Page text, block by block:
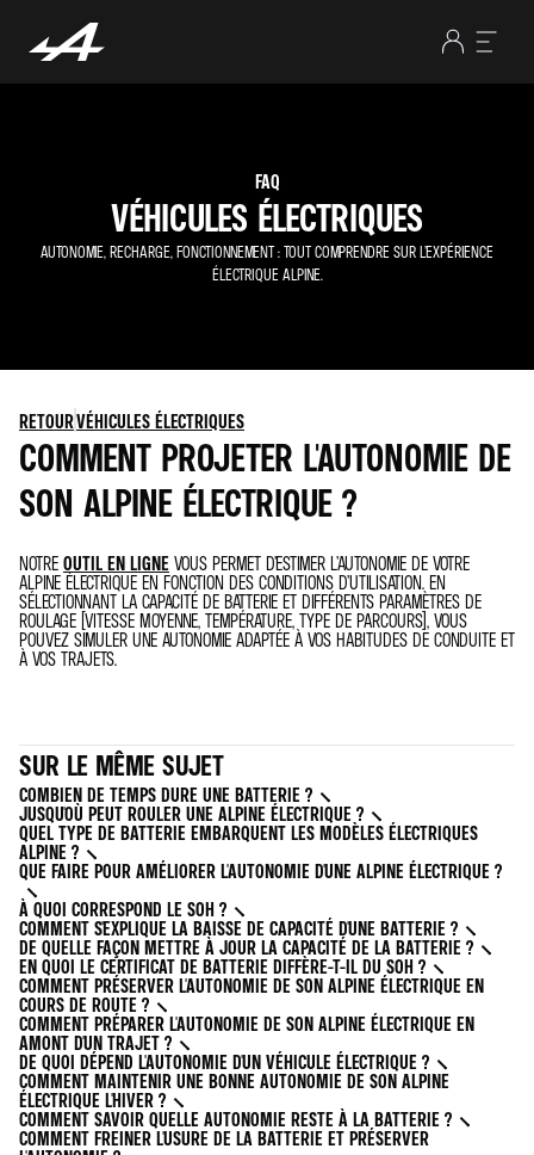
FAQ
VÉHICULES ÉLECTRIQUES
AUTONOMIE, RECHARGE, FONCTIONNEMENT : TOUT COMPRENDRE SUR L’EXPÉRIENCE
ÉLECTRIQUE ALPINE.
RETOURVÉHICULES ÉLECTRIQUES
COMMENT PROJETER L'AUTONOMIE DE
SON ALPINE ÉLECTRIQUE ?
NOTRE OUTIL EN LIGNE VOUS PERMET D’ESTIMER L’AUTONOMIE DE VOTRE
ALPINE ÉLECTRIQUE EN FONCTION DES CONDITIONS D’UTILISATION. EN
SÉLECTIONNANT LA CAPACITÉ DE BATTERIE ET DIFFÉRENTS PARAMÈTRES DE
ROULAGE (VITESSE MOYENNE, TEMPÉRATURE, TYPE DE PARCOURS), VOUS
POUVEZ SIMULER UNE AUTONOMIE ADAPTÉE À VOS HABITUDES DE CONDUITE ET
À VOS TRAJETS.
SUR LE MÊME SUJET
COMBIEN DE TEMPS DURE UNE BATTERIE ?
JUSQU'OÙ PEUT ROULER UNE ALPINE ÉLECTRIQUE ?
QUEL TYPE DE BATTERIE EMBARQUENT LES MODÈLES ÉLECTRIQUES
ALPINE ?
QUE FAIRE POUR AMÉLIORER L'AUTONOMIE D'UNE ALPINE ÉLECTRIQUE ?
À QUOI CORRESPOND LE SOH ?
COMMENT S'EXPLIQUE LA BAISSE DE CAPACITÉ D'UNE BATTERIE ?
DE QUELLE FAÇON METTRE À JOUR LA CAPACITÉ DE LA BATTERIE ?
EN QUOI LE CERTIFICAT DE BATTERIE DIFFÈRE-T-IL DU SOH ?
COMMENT PRÉSERVER L'AUTONOMIE DE SON ALPINE ÉLECTRIQUE EN
COURS DE ROUTE ?
COMMENT PRÉPARER L'AUTONOMIE DE SON ALPINE ÉLECTRIQUE EN
AMONT D'UN TRAJET ?
DE QUOI DÉPEND L'AUTONOMIE D'UN VÉHICULE ÉLECTRIQUE ?
COMMENT MAINTENIR UNE BONNE AUTONOMIE DE SON ALPINE
ÉLECTRIQUE L'HIVER ?
COMMENT SAVOIR QUELLE AUTONOMIE RESTE À LA BATTERIE ?
COMMENT FREINER L'USURE DE LA BATTERIE ET PRÉSERVER